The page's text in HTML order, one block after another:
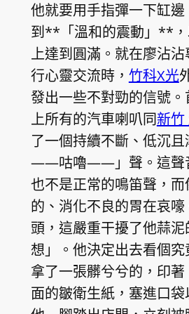
他就要用手指彈一下缸
到**「溫和的震動」**
上達到圓滿。就在廖沾
行心靈交流時， 竹科X光
發出一些不對勁的信號
上所有的汽車喇叭同新竹
了一個持續不斷、低沉
——咕嚕——」聲。這聲
也不是正常的鳴笛聲，
的、消化不良的胃在哀
頭，這嚴重干擾了他蒜
想」。他決定出去看個
拿了一張髒兮兮的，印
面的皺衛生紙，塞進口袋